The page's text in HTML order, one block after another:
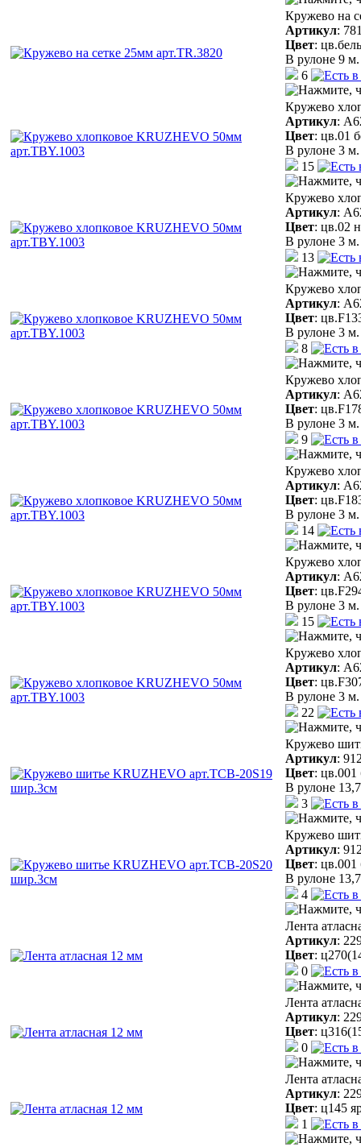
Кружево на
Артикул:
Цвет:
В рулоне 9 м.
6
Кружево
Артикул:
Цвет: цв.01
В рулоне 3 м.
15
Кружево
Артикул:
Цвет: цв.02
В рулоне 3 м.
13
Кружево
Артикул:
Цвет:
В рулоне 3 м.
8
Кружево
Артикул:
Цвет:
В рулоне 3 м.
9
Кружево
Артикул:
Цвет:
В рулоне 3 м.
14
Кружево
Артикул:
Цвет:
В рулоне 3 м.
15
Кружево
Артикул:
Цвет:
В рулоне 3 м.
22
Кружево
Артикул:
Цвет: цв.001
В рулоне
3
Кружево
Артикул:
Цвет: цв.001
В рулоне
4
Лента
Артикул:
Цвет:
0
Лента
Артикул:
Цвет:
0
Лента
Артикул:
Цвет: ц145
1